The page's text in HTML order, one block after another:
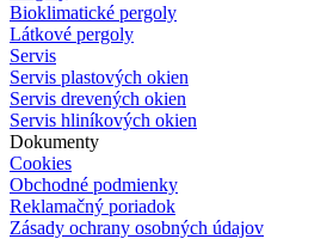
Bioklimatické pergoly
Látkové pergoly
Servis
Servis plastových okien
Servis drevených okien
Servis hliníkových okien
Dokumenty
Cookies
Obchodné podmienky
Reklamačný poriadok
Zásady ochrany osobných údajov